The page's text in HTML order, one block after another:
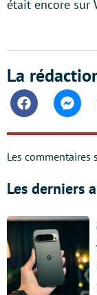
était encore sur
La
Facebook
Les commentaires
Les derniers